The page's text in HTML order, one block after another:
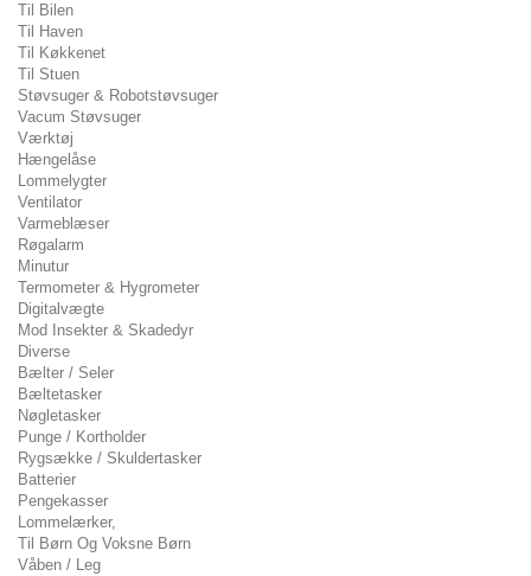
Til Bilen
Til Haven
Til Køkkenet
Til Stuen
Støvsuger & Robotstøvsuger
Vacum Støvsuger
Værktøj
Hængelåse
Lommelygter
Ventilator
Varmeblæser
Røgalarm
Minutur
Termometer & Hygrometer
Digitalvægte
Mod Insekter & Skadedyr
Diverse
Bælter / Seler
Bæltetasker
Nøgletasker
Punge / Kortholder
Rygsække / Skuldertasker
Batterier
Pengekasser
Lommelærker,
Til Børn Og Voksne Børn
Våben / Leg